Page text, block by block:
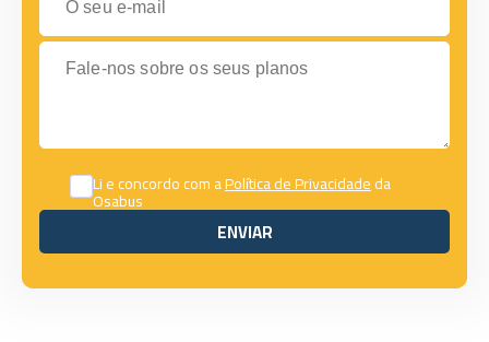
Fale-nos sobre os seus planos
Li e concordo com aPolítica de Privacidadeda
Osabus
ENVIAR
ENVIAR